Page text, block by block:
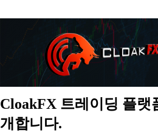
CloakFX 트레이딩 플랫
개합니다.